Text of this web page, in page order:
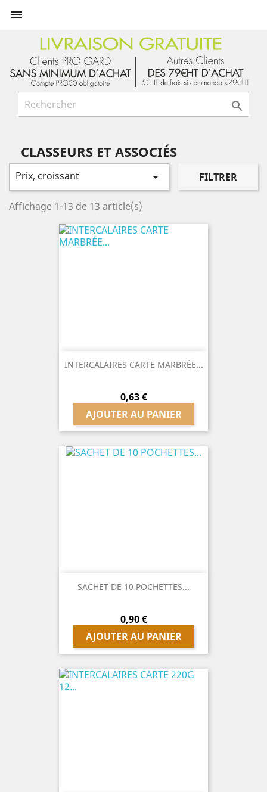


CLASSEURS ET ASSOCIÉS
Prix, croissant  FILTRER
Affichage 1-13 de 13 article(s)
INTERCALAIRES CARTE MARBRÉE...
Prix
0,63 €
AJOUTER AU PANIER
SACHET DE 10 POCHETTES...
Prix
0,90 €
AJOUTER AU PANIER